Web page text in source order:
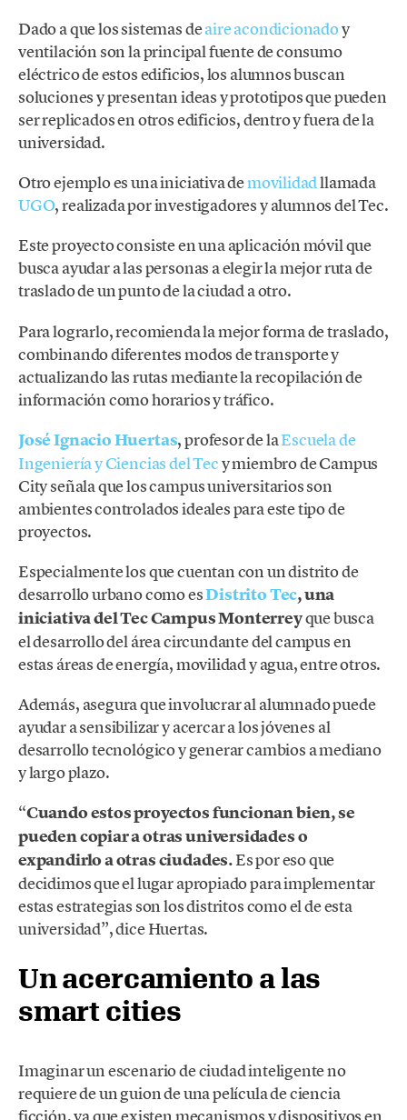
Dado a que los sistemas deaire acondicionadoy
ventilación son la principal fuente de consumo
eléctrico de estos edificios, los alumnos buscan
soluciones y presentan ideas y prototipos que pueden
ser replicados en otros edificios, dentro y fuera de la
universidad.
Otro ejemplo es una iniciativa demovilidadllamada
UGO, realizada por investigadores y alumnos del Tec.
Este proyecto consiste en una aplicación móvil que
busca ayudar a las personas a elegir la mejor ruta de
traslado de un punto de la ciudad a otro.
Para lograrlo, recomienda la mejor forma de traslado,
combinando diferentes modos de transporte y
actualizando las rutas mediante la recopilación de
información como horarios y tráfico.
José Ignacio Huertas, profesor de laEscuela de
Ingeniería y Ciencias del Tecy miembro de Campus
City señala que los campus universitarios son
ambientes controlados ideales para este tipo de
proyectos.
Especialmente los que cuentan con un distrito de
desarrollo urbano como esDistrito Tec, una
iniciativa del Tec Campus Monterreyque busca
el desarrollo del área circundante del campus en
estas áreas de energía, movilidad y agua, entre otros.
Además, asegura que involucrar al alumnado puede
ayudar a sensibilizar y acercar a los jóvenes al
desarrollo tecnológico y generar cambios a mediano
y largo plazo.
“Cuando estos proyectos funcionan bien, se
pueden copiar a otras universidades o
expandirlo a otras ciudades.Es por eso que
decidimos que el lugar apropiado para implementar
estas estrategias son los distritos como el de esta
universidad”, dice Huertas.
Un acercamiento a las
smart cities
Imaginar un escenario de ciudad inteligente no
requiere de un guion de una película de ciencia